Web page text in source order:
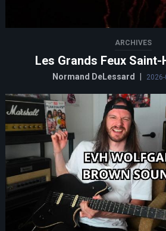
ARCHIVES
Les Grands Feux
Normand DeLessard